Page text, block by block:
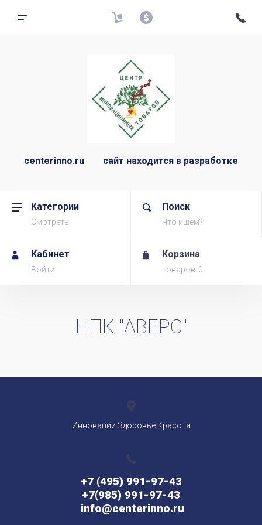
centerinno.ru сайт находится в разработке
Категории
Смотреть
Поиск
Что ищем?
Кабинет
Войти
Корзина
товаров
НПК "АВЕРС"
Инновации Здоровье Красота
+7 (495) 991-97-43
+7(985) 991-97-43
info@centerinno.ru